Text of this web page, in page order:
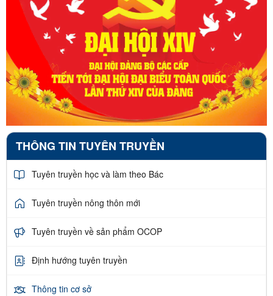
THÔNG TIN TUYÊN TRUYỀN
Tuyên truyền học và làm theo Bác
Tuyên truyền nông thôn mới
Tuyên truyền về sản phẩm OCOP
Định hướng tuyên truyền
Thông tin cơ sở